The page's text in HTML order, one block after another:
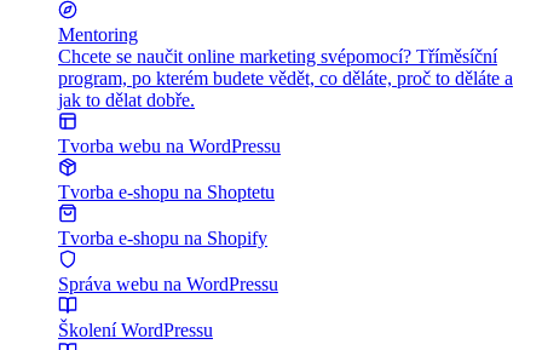
Mentoring
Chcete se naučit online marketing svépomocí? Tříměsíční
program, po kterém budete vědět, co děláte, proč to děláte a
jak to dělat dobře.
Tvorba webu na WordPressu
Tvorba e-shopu na Shoptetu
Tvorba e-shopu na Shopify
Správa webu na WordPressu
Školení WordPressu